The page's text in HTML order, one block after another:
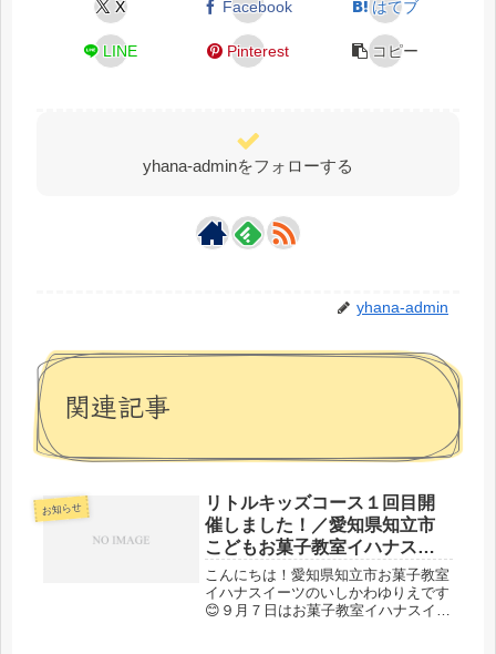
X Facebook はてブ
LINE Pinterest コピー
yhana-adminをフォローする
yhana-admin
関連記事
お知らせ
リトルキッズコース１回目開
催しました！／愛知県知立市
こどもお菓子教室イハナスイ
ーツ
こんにちは！愛知県知立市お菓子教室
イハナスイーツのいしかわゆりえです
😊９月７日はお菓子教室イハナスイー